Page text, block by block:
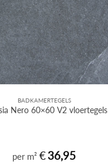
BADKAMERTEGELS
Nero 60×60 V2 vloertegels
per m² €36,95